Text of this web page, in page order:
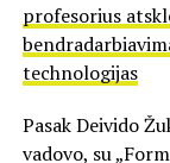
profesorius
technologijas
Pasak Deivido
vadovo, su